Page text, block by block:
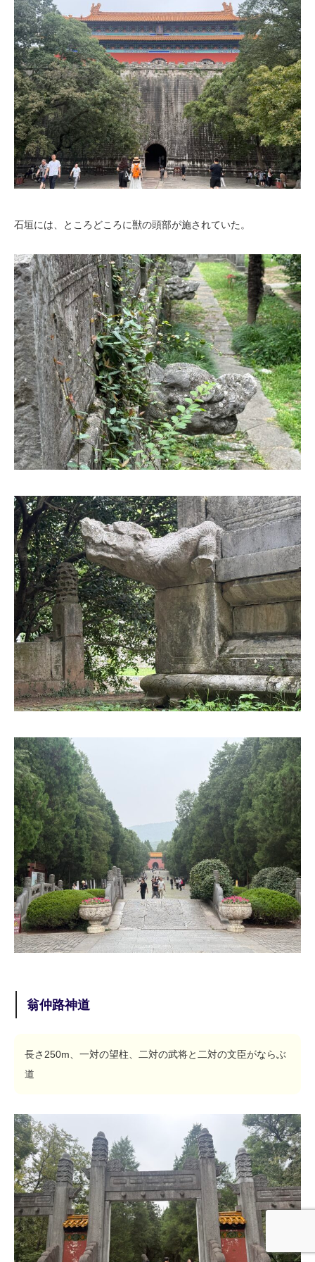
石垣には、ところどころに獣の頭部が施されていた。
翁仲路神道
長さ250m、一対の望柱、二対の武将と二対の文臣がならぶ
道